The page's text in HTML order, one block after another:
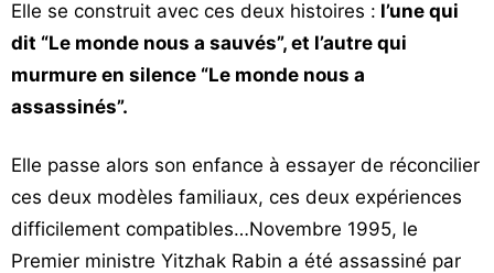
Elle se construit avec ces deux histoires : l’une qui
dit “Le monde nous a sauvés”, et l’autre qui
murmure en silence “Le monde nous a
assassinés”.
Elle passe alors son enfance à essayer de réconcilier
ces deux modèles familiaux, ces deux expériences
difficilement compatibles…Novembre 1995, le
Premier ministre Yitzhak Rabin a été assassiné par